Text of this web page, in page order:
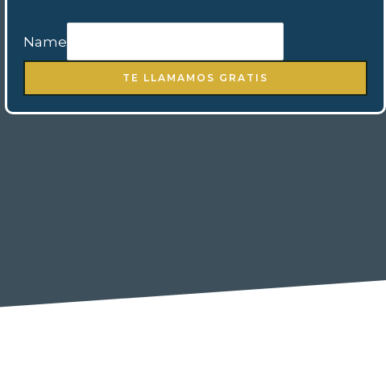
Name
TE LLAMAMOS GRATIS